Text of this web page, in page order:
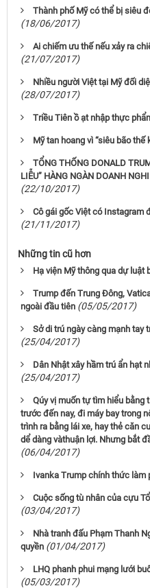
Thành phố Mỹ có thể bị siêu
(18/06/2017)
Ai chiếm ưu thế nếu xảy ra
(21/07/2017)
Nhiều người Việt tại Mỹ đối
(28/07/2017)
Triều Tiên ồ ạt nhập thực
Mỹ tan hoang vì “siêu bão thế
TỔNG THỐNG DONALD
LIỄU” HÀNG NGÀN DOANH
(22/10/2017)
Cô gái gốc Việt có Instagram
(21/11/2017)
Những tin cũ hơn
Hạ viện Mỹ thông qua dự luật
Trump đến Trung Đông,
ngoài đầu tiên (05/05/2017)
Sở di trú ngày càng mạnh tay
(25/04/2017)
Dân Nhật xây hầm trú ẩn hạt
(25/04/2017)
Qúy vị muốn tự tìm hiểu bằng
trước đến nay, đi máy bay trong
trình ra bằng lái xe, hay thẻ căn
dể dàng vàthuận lợi. Nhưng bắt
(06/04/2017)
Ivanka Trump chính thức làm
Cuộc sống tù nhân của cựu
(03/04/2017)
Nhà tranh đấu Phạm Thanh
quyền (01/04/2017)
LHQ phanh phui mạng lưới
(05/03/2017)